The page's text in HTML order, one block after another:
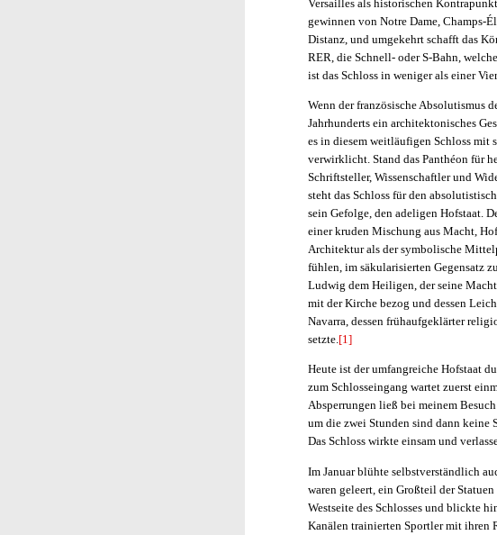
Versailles als historischen
gewinnen von Notre Dame, Champs-
Distanz, und umgekehrt schafft das
RER, die Schnell- oder S-Bahn,
ist das Schloss in weniger als einer
Wenn der französische Absolutismus
Jahrhunderts ein architektonisches
es in diesem weitläufigen Schloss mit
verwirklicht. Stand das Panthéon für
Schriftsteller, Wissenschaftler und
steht das Schloss für den
sein Gefolge, den adeligen Hofstaat.
einer kruden Mischung aus Macht,
Architektur als der symbolische
fühlen, im säkularisierten Gegensatz
Ludwig dem Heiligen, der seine
mit der Kirche bezog und dessen
Navarra, dessen frühaufgeklärter
setzte.[1]
Heute ist der umfangreiche Hofstaat
zum Schlosseingang wartet zuerst
Absperrungen ließ bei meinem
um die zwei Stunden sind dann keine
Das Schloss wirkte einsam und
Im Januar blühte selbstverständlich
waren geleert, ein Großteil der
Westseite des Schlosses und blickte
Kanälen trainierten Sportler mit ihren